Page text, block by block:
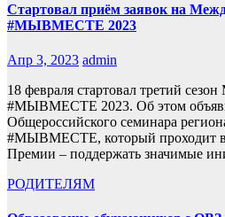
Стартовал приём заявок на
#МЫВМЕСТЕ 2023
Апр 3, 2023 admin
18 февраля стартовал третий
#МЫВМЕСТЕ 2023. Об этом
Общероссийского семинара
#МЫВМЕСТЕ, который проходит в
Премии – поддержать значимые
РОДИТЕЛЯМ